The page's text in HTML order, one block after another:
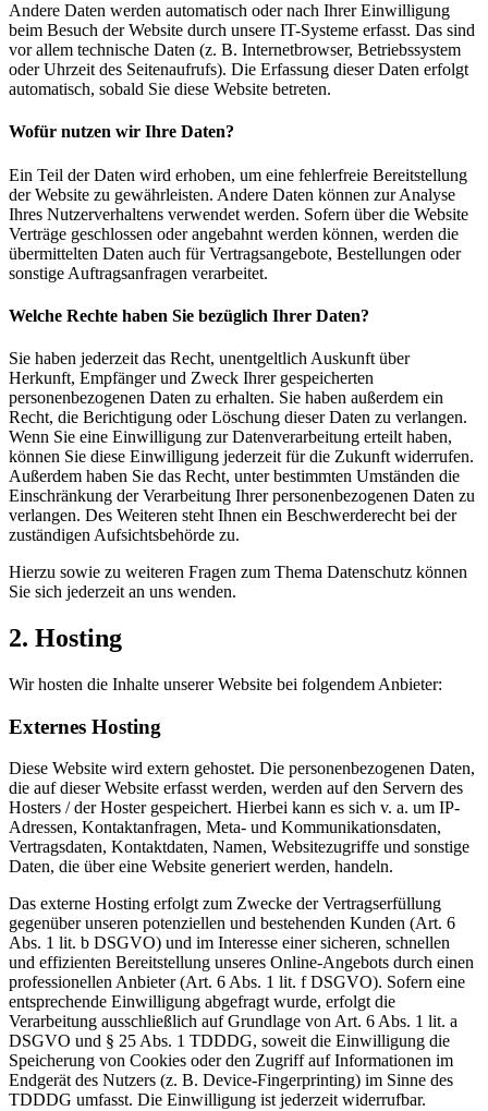
Andere Daten werden automatisch oder nach Ihrer Einwilligung
beim Besuch der Website durch unsere IT-Systeme erfasst. Das sind
vor allem technische Daten (z. B. Internetbrowser, Betriebssystem
oder Uhrzeit des Seitenaufrufs). Die Erfassung dieser Daten erfolgt
automatisch, sobald Sie diese Website betreten.
Wofür nutzen wir Ihre Daten?
Ein Teil der Daten wird erhoben, um eine fehlerfreie Bereitstellung
der Website zu gewährleisten. Andere Daten können zur Analyse
Ihres Nutzerverhaltens verwendet werden. Sofern über die Website
Verträge geschlossen oder angebahnt werden können, werden die
übermittelten Daten auch für Vertragsangebote, Bestellungen oder
sonstige Auftragsanfragen verarbeitet.
Welche Rechte haben Sie bezüglich Ihrer Daten?
Sie haben jederzeit das Recht, unentgeltlich Auskunft über
Herkunft, Empfänger und Zweck Ihrer gespeicherten
personenbezogenen Daten zu erhalten. Sie haben außerdem ein
Recht, die Berichtigung oder Löschung dieser Daten zu verlangen.
Wenn Sie eine Einwilligung zur Datenverarbeitung erteilt haben,
können Sie diese Einwilligung jederzeit für die Zukunft widerrufen.
Außerdem haben Sie das Recht, unter bestimmten Umständen die
Einschränkung der Verarbeitung Ihrer personenbezogenen Daten zu
verlangen. Des Weiteren steht Ihnen ein Beschwerderecht bei der
zuständigen Aufsichtsbehörde zu.
Hierzu sowie zu weiteren Fragen zum Thema Datenschutz können
Sie sich jederzeit an uns wenden.
2. Hosting
Wir hosten die Inhalte unserer Website bei folgendem Anbieter:
Externes Hosting
Diese Website wird extern gehostet. Die personenbezogenen Daten,
die auf dieser Website erfasst werden, werden auf den Servern des
Hosters / der Hoster gespeichert. Hierbei kann es sich v. a. um IP-
Adressen, Kontaktanfragen, Meta- und Kommunikationsdaten,
Vertragsdaten, Kontaktdaten, Namen, Websitezugriffe und sonstige
Daten, die über eine Website generiert werden, handeln.
Das externe Hosting erfolgt zum Zwecke der Vertragserfüllung
gegenüber unseren potenziellen und bestehenden Kunden (Art. 6
Abs. 1 lit. b DSGVO) und im Interesse einer sicheren, schnellen
und effizienten Bereitstellung unseres Online-Angebots durch einen
professionellen Anbieter (Art. 6 Abs. 1 lit. f DSGVO). Sofern eine
entsprechende Einwilligung abgefragt wurde, erfolgt die
Verarbeitung ausschließlich auf Grundlage von Art. 6 Abs. 1 lit. a
DSGVO und § 25 Abs. 1 TDDDG, soweit die Einwilligung die
Speicherung von Cookies oder den Zugriff auf Informationen im
Endgerät des Nutzers (z. B. Device-Fingerprinting) im Sinne des
TDDDG umfasst. Die Einwilligung ist jederzeit widerrufbar.